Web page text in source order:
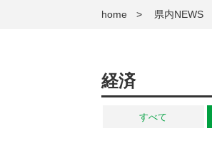
home 県内NEWS
経済
すべて